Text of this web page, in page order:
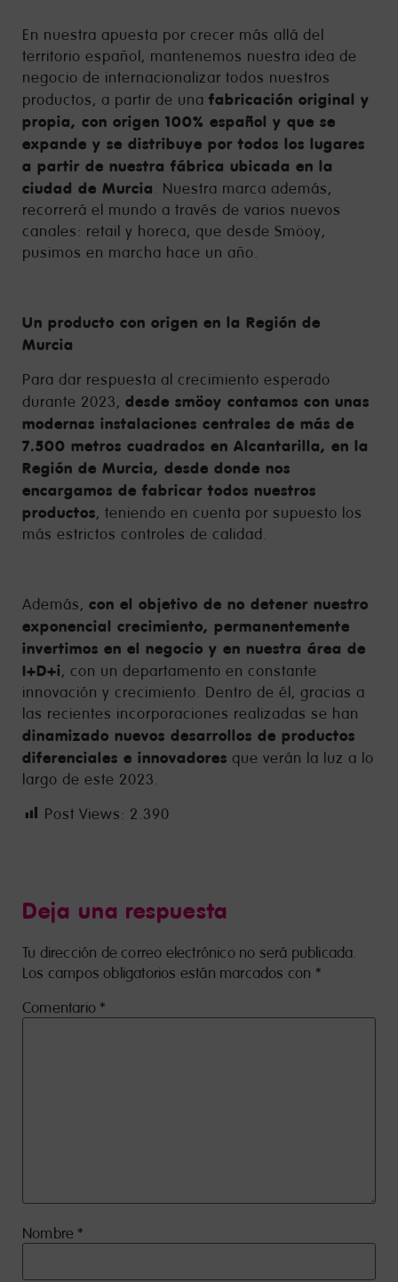
En nuestra apuesta por crecer más allá del
territorio español, mantenemos nuestra idea de
negocio de internacionalizar todos nuestros
productos, a partir de unafabricación original y
propia, con origen 100% español y que se
expande y se distribuye por todos los lugares
a partir de nuestra fábrica ubicada en la
ciudad de Murcia. Nuestra marca además,
recorrerá el mundo a través de varios nuevos
canales: retail y horeca, que desde Smöoy,
pusimos en marcha hace un año.
Un producto con origen en la Región de
Murcia
Para dar respuesta al crecimiento esperado
durante 2023, desde smöoy contamos con unas
modernas instalaciones centrales de más de
7.500 metros cuadrados en Alcantarilla, en la
Región de Murcia, desde donde nos
encargamos de fabricar todos nuestros
productos, teniendo en cuenta por supuesto los
más estrictos controles de calidad.
Además, con el objetivo de no detener nuestro
exponencial crecimiento, permanentemente
invertimos en el negocio y en nuestra área de
I+D+i, con un departamento en constante
innovación y crecimiento. Dentro de él, gracias a
las recientes incorporaciones realizadas se han
dinamizado nuevos desarrollos de productos
diferenciales e innovadores que verán la luz a lo
largo de este 2023.
Post Views: 2.390
Deja una respuesta
Tu dirección de correo electrónico no será publicada.
Los campos obligatorios están marcados con *
Comentario *
Nombre *